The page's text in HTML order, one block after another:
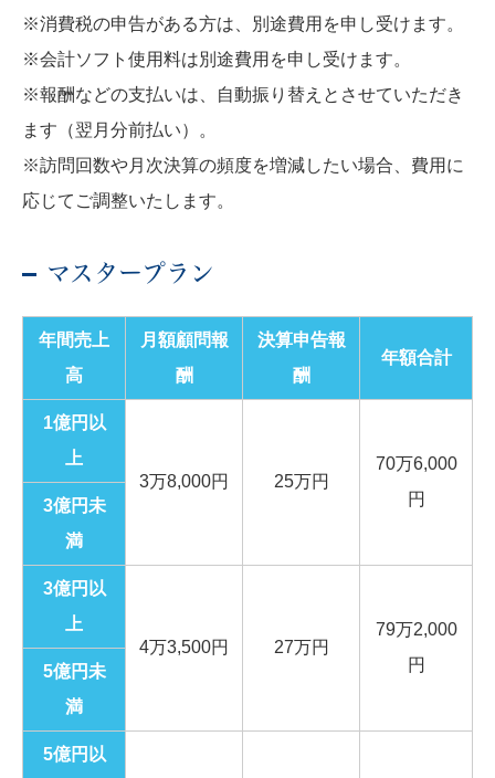
※消費税の申告がある方は、別途費用を申し受けます。
※会計ソフト使用料は別途費用を申し受けます。
※報酬などの支払いは、自動振り替えとさせていただき
ます（翌月分前払い）。
※訪問回数や月次決算の頻度を増減したい場合、費用に
応じてご調整いたします。
マスタープラン
年間売上
高
月額顧問報
酬
決算申告報
酬
年額合計
1億円以
上
3万8,000円
25万円
70万6,000
円
3億円未
満
3億円以
上
4万3,500円
27万円
79万2,000
円
5億円未
満
5億円以